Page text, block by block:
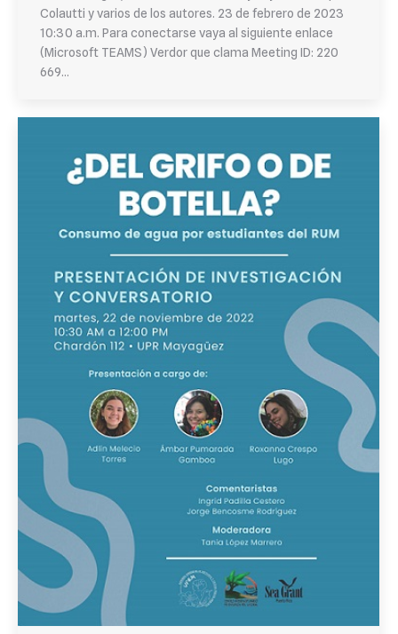
Colautti y varios de los autores. 23 de febrero de 2023
10:30 a.m. Para conectarse vaya al siguiente enlace
(Microsoft TEAMS) Verdor que clama Meeting ID: 220
669…